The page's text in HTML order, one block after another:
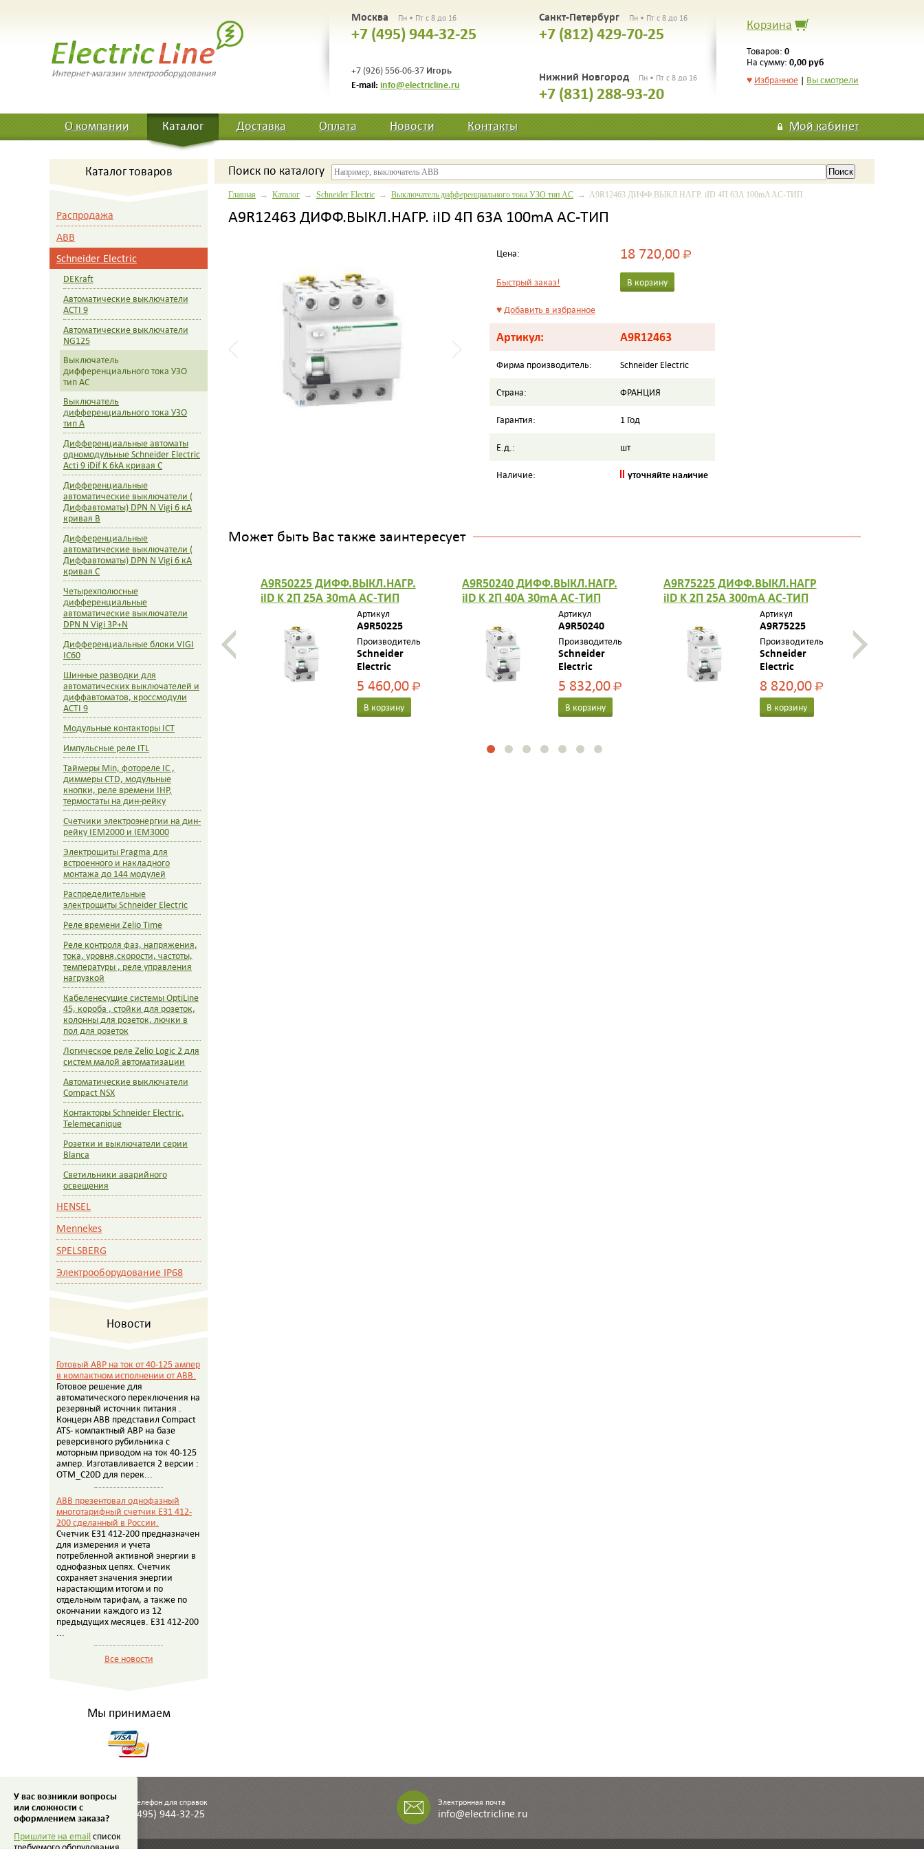
Интернет-магазин электрооборудования
Москва Пн • Пт с 8 до 16
+7 (495) 944-32-25
+7 (926) 556-06-37 Игорь
E-mail: info@electricline.ru
Санкт-Петербург Пн • Пт с 8 до 16
+7 (812) 429-70-25
Нижний Новгород Пн • Пт с 8 до 16
+7 (831) 288-93-20
Корзина
Товаров: 0
На сумму: 0,00 руб
♥ Избранное | Вы смотрели
О компании Каталог Доставка Оплата Новости Контакты Мой кабинет
Каталог товаров
Распродажа
ABB
Schneider Electric
DEKraft
Автоматические выключатели
ACTI 9
Автоматические выключатели
NG125
Выключатель
дифференциального тока УЗО
тип AC
Выключатель
дифференциального тока УЗО
тип A
Дифференциальные автоматы
одномодульные Schneider Electric
Acti 9 iDif K 6kA кривая С
Дифференциальные
автоматические выключатели (
Диффавтоматы) DPN N Vigi 6 кА
кривая B
Дифференциальные
автоматические выключатели (
Диффавтоматы) DPN N Vigi 6 кА
кривая C
Четырехполюсные
дифференциальные
автоматические выключатели
DPN N Vigi 3P+N
Дифференциальные блоки VIGI
IC60
Шинные разводки для
автоматических выключателей и
диффавтоматов, кроссмодули
ACTI 9
Модульные контакторы ICT
Импульсные реле ITL
Таймеры Min, фотореле IC ,
диммеры CTD, модульные
кнопки, реле времени IHP,
термостаты на дин-рейку
Счетчики электроэнергии на дин-
рейку IEM2000 и IEM3000
Электрощиты Pragma для
встроенного и накладного
монтажа до 144 модулей
Распределительные
электрощиты Schneider Electric
Реле времени Zelio Time
Реле контроля фаз, напряжения,
тока, уровня,скорости, частоты,
температуры , реле управления
нагрузкой
Кабеленесущие системы OptiLine
45, короба , стойки для розеток,
колонны для розеток, лючки в
пол для розеток
Логическое реле Zelio Logic 2 для
систем малой автоматизации
Автоматические выключатели
Compact NSX
Контакторы Schneider Electric,
Telemecanique
Розетки и выключатели серии
Blanca
Светильники аварийного
освещения
HENSEL
Mennekes
SPELSBERG
Электрооборудование IP68
Новости
Готовый АВР на ток от 40-125 ампер
в компактном исполнении от АВВ.
Готовое решение для
автоматического переключения на
резервный источник питания .
Концерн АВВ представил Compact
ATS- компактный АВР на базе
реверсивного рубильника с
моторным приводом на ток 40-125
ампер. Изготавливается 2 версии :
OTM_C20D для перек...
ABB презентовал однофазный
многотарифный счетчик E31 412-
200 сделанный в России.
Счетчик E31 412-200 предназначен
для измерения и учета
потребленной активной энергии в
однофазных цепях. Счетчик
сохраняет значения энергии
нарастающим итогом и по
отдельным тарифам, а также по
окончании каждого из 12
предыдущих месяцев. E31 412-200
...
Все новости
Мы принимаем
Поиск по каталогу
Главная → Каталог → Schneider Electric → Выключатель дифференциального тока УЗО тип AC → A9R12463 ДИФФ.ВЫКЛ.НАГР. iID 4П 63A 100mA AC-ТИП
A9R12463 ДИФФ.ВЫКЛ.НАГР. iID 4П 63A 100mA AC-ТИП
Цена: 18 720,00Р
Быстрый заказ! В корзину
♥Добавить в избранное
Артикул: A9R12463
Фирма производитель: Schneider Electric
Страна: ФРАНЦИЯ
Гарантия: 1 Год
Е.д.: шт
Наличие: уточняйте наличие
Может быть Вас также заинтересует
A9R50225 ДИФФ.ВЫКЛ.НАГР.
iID K 2П 25A 30mA AC-ТИП
Артикул
A9R50225
Производитель
Schneider
Electric
5 460,00Р
В корзину
A9R50240 ДИФФ.ВЫКЛ.НАГР.
iID K 2П 40A 30mA AC-ТИП
Артикул
A9R50240
Производитель
Schneider
Electric
5 832,00Р
В корзину
A9R75225 ДИФФ.ВЫКЛ.НАГР
iID K 2П 25A 300mA AC-ТИП
Артикул
A9R75225
Производитель
Schneider
Electric
8 820,00Р
В корзину
Телефон для справок
(495) 944-32-25
Электронная почта
info@electricline.ru
У вас возникли вопросы
или сложности с
оформлением заказа?
Пришлите на emailсписок